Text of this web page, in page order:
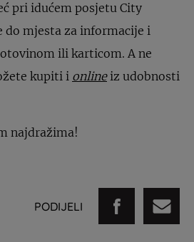
pri idućem posjetu City
do mjesta za informacije i
ili karticom. A ne
kupiti i onlineiz udobnosti
najdražima!
PODIJELI